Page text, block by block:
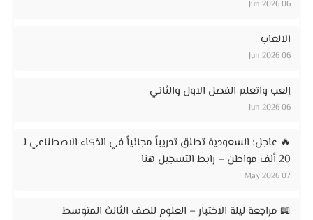
06 Jun 2026
الالعاب
06 Jun 2026
إلعب واتعلم الفصل الاول والثاني
06 Jun 2026
🔥 عاجل: السعودية تطلق تدريباً مجانياً في الذكاء الاصطناعي لـ
20 ألف مواطن – رابط التسجيل هنا
07 May 2026
📖 مراجعة ليلة الاختبار – العلوم للصف الثالث المتوسط